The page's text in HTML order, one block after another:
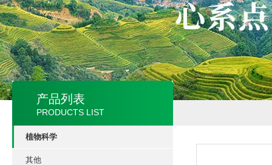
产品列表
PRODUCTS LIST
植物科学
其他